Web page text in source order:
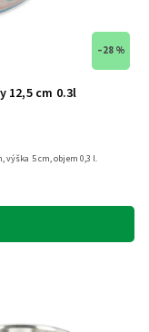
–28 %
12,5 cm 0.3l
výška 5 cm, objem 0,3 l.